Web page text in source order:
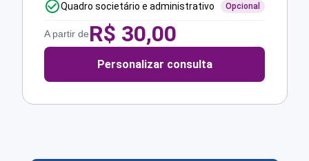
Quadro societário e administrativo Opcional
A partir deR$ 30,00
Personalizar consulta